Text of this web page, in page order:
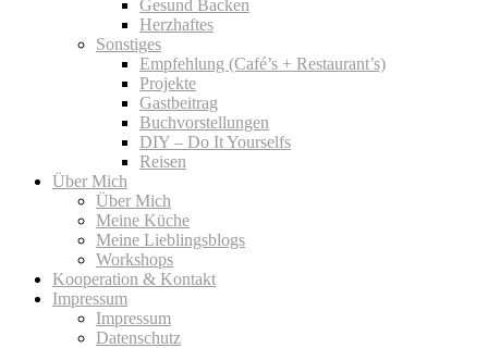
Gesund Backen
Herzhaftes
Sonstiges
Empfehlung (Café’s + Restaurant’s)
Projekte
Gastbeitrag
Buchvorstellungen
DIY – Do It Yourselfs
Reisen
Über Mich
Über Mich
Meine Küche
Meine Lieblingsblogs
Workshops
Kooperation & Kontakt
Impressum
Impressum
Datenschutz